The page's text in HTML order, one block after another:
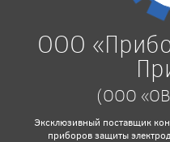
ООО
(ООО
Эксклюзивный поставщик
приборов защиты